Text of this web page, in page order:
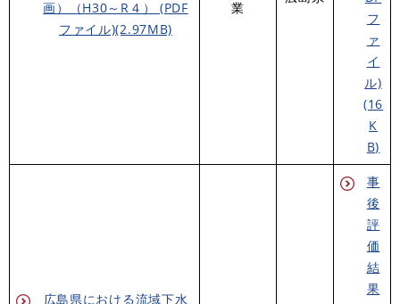
画）（H30～R４） (PDF
ファイル)(2.97MB)
業
フ
ァ
イ
ル)
(16
K
B)
広島県における流域下水
事
後
評
価
結
果